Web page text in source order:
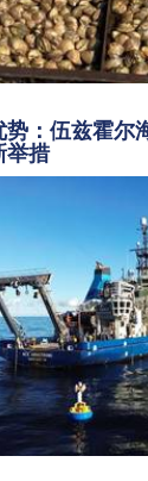
：伍兹霍尔
举措